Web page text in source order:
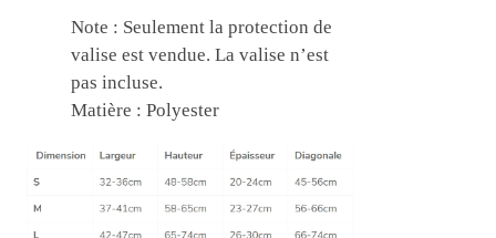
Note : Seulement la protection de
valise est vendue. La valise n’est
pas incluse.
Matière : Polyester